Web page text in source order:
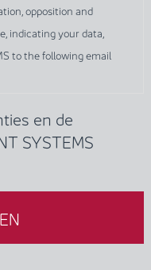
opposition and
indicating your data,
to the following email
en de
SYSTEMS